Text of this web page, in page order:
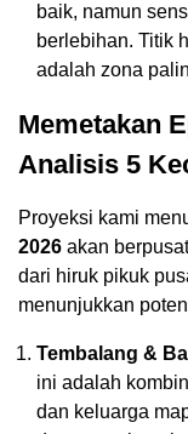
baik, namun
berlebihan. Titik
adalah zona
Memetakan
Analisis 5
Proyeksi kami
2026 akan
dari hiruk pikuk
menunjukkan
Tembalang &
ini adalah
dan keluarga